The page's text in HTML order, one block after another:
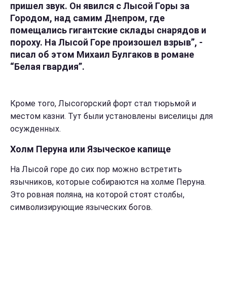
пришел звук. Он явился с Лысой Горы за
Городом, над самим Днепром, где
помещались гигантские склады снарядов и
пороху. На Лысой Горе произошел взрыв”, -
писал об этом Михаил Булгаков в романе
“Белая гвардия”.
Кроме того, Лысогорский форт стал тюрьмой и
местом казни. Тут были установлены виселицы для
осужденных.
Холм Перуна или Языческое капище
На Лысой горе до сих пор можно встретить
язычников, которые собираются на холме Перуна.
Это ровная поляна, на которой стоят столбы,
символизирующие языческих богов.